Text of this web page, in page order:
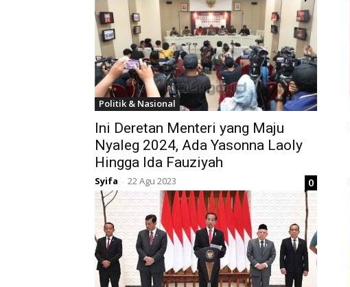
Politik & Nasional
Ini Deretan Menteri yang Maju
Nyaleg 2024, Ada Yasonna Laoly
Hingga Ida Fauziyah
Syifa - 22 Agu 2023 0